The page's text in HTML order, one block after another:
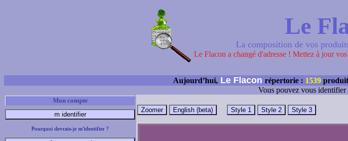
Le
La composition de vos
Le Flacon a changé d'adresse ! Mettez à jour
Aujourd’hui, Le Flacon répertorie : 1539
Vous pouvez vous identifier
Mon compte
Pourquoi devrais-je m'identifier ?